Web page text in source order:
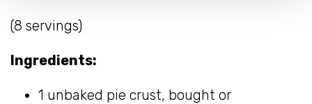
(8 servings)
Ingredients:
1 unbaked pie crust, bought or